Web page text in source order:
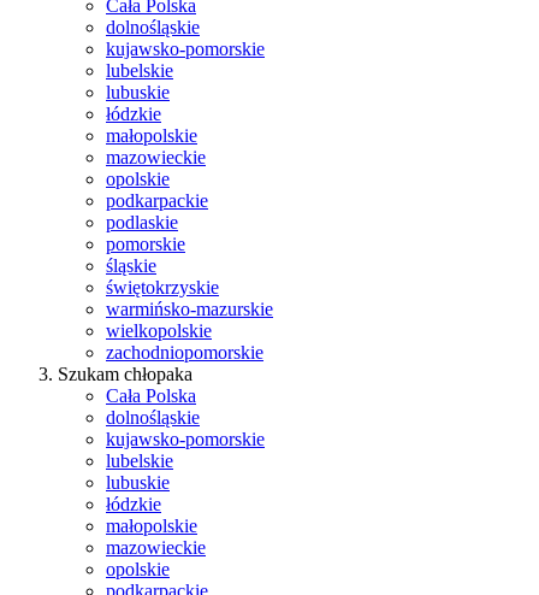
Cała Polska
dolnośląskie
kujawsko-pomorskie
lubelskie
lubuskie
łódzkie
małopolskie
mazowieckie
opolskie
podkarpackie
podlaskie
pomorskie
śląskie
świętokrzyskie
warmińsko-mazurskie
wielkopolskie
zachodniopomorskie
Szukam chłopaka
Cała Polska
dolnośląskie
kujawsko-pomorskie
lubelskie
lubuskie
łódzkie
małopolskie
mazowieckie
opolskie
podkarpackie